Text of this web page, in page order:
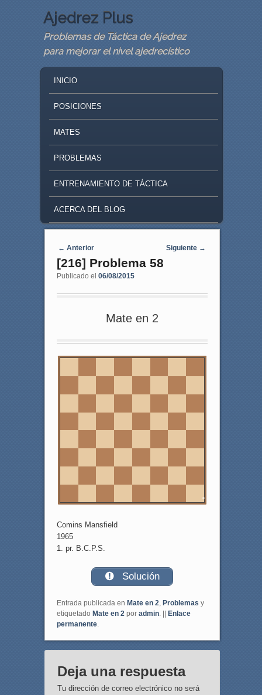
Ajedrez Plus
Problemas de Táctica de Ajedrez
para mejorar el nivel ajedrecístico
SKIP TO PRIMARY CONTENT
SKIP TO SECONDARY CONTENT
INICIO
POSICIONES
MATES
PROBLEMAS
ENTRENAMIENTO DE TÁCTICA
ACERCA DEL BLOG
Navegaci�n de entradas
← Anterior Siguiente →
[216] Problema 58
Publicado el 06/08/2015
Mate en 2
Comins Mansfield
1965
1. pr. B.C.P.S.
Solución
Entrada publicada en Mate en 2, Problemas y
etiquetado Mate en 2por admin. ||
Enlace
permanente.
Deja una respuesta
Tu dirección de correo electrónico no será